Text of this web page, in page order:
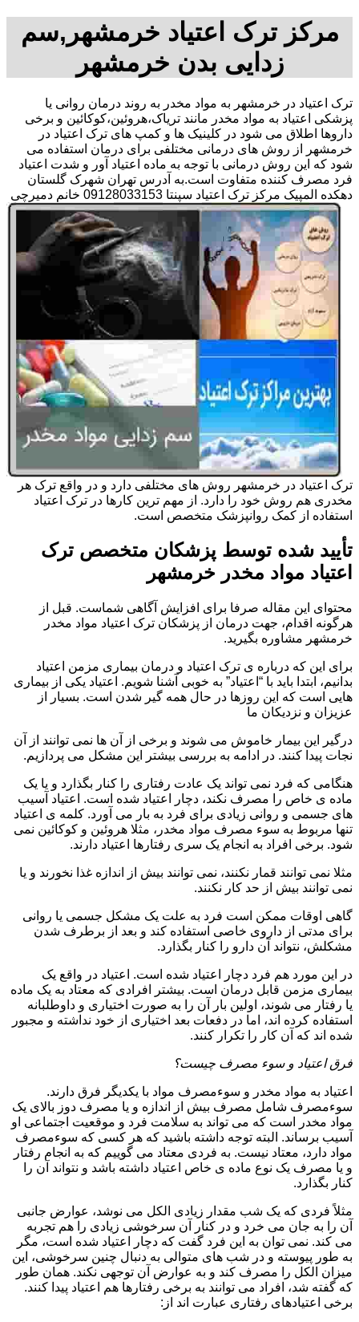
مرکز ترک اعتیاد خرمشهر,سم
زدایی بدن خرمشهر
ترک اعتیاد در خرمشهر به مواد مخدر به روند درمان روانی یا
پزشکی اعتیاد به مواد مخدر مانند تریاک،هروئین،کوکائین و برخی
داروها اطلاق می شود در کلینیک ها و کمپ های ترک اعتیاد در
خرمشهر از روش های درمانی مختلفی برای درمان استفاده می
شود که این روش درمانی با توجه به ماده اعتیاد آور و شدت اعتیاد
فرد مصرف کننده متفاوت است.به آدرس تهران شهرک گلستان
دهکده المپیک مرکز ترک اعتیاد سپنتا 09128033153 خانم دمیرچی
ترک اعتیاد در خرمشهر روش های مختلفی دارد و در واقع ترک هر
مخدری هم روش خود را دارد. از مهم ترین کارها در ترک اعتیاد
استفاده از کمک روانپزشک متخصص است.
تأیید شده توسط پزشکان متخصص ترک
اعتیاد مواد مخدر خرمشهر
محتوای این مقاله صرفا برای افزایش آگاهی شماست. قبل از
هرگونه اقدام، جهت درمان از پزشکان ترک اعتیاد مواد مخدر
خرمشهر مشاوره بگیرید.
برای این که درباره ی ترک اعتیاد و درمان بیماری مزمن اعتیاد
بدانیم، ابتدا باید با “اعتیاد” به خوبی آشنا شویم. اعتیاد یکی از بیماری
هایی است که این روزها در حال همه گیر شدن است. بسیار از
عزیزان و نزدیکان ما
درگیر این بیمار خاموش می شوند و برخی از آن ها نمی توانند از آن
نجات پیدا کنند. در ادامه به بررسی بیشتر این مشکل می پردازیم.
هنگامی که فرد نمی تواند یک عادت رفتاری را کنار بگذارد و یا یک
ماده ی خاص را مصرف نکند، دچار اعتیاد شده است. اعتیاد آسیب
های جسمی و روانی زیادی برای فرد به بار می آورد. کلمه ی اعتیاد
تنها مربوط به سوء مصرف مواد مخدر، مثلا هروئین و کوکائین نمی
شود. برخی افراد به انجام یک سری رفتارها اعتیاد دارند.
مثلا نمی توانند قمار نکنند، نمی توانند بیش از اندازه غذا نخورند و یا
نمی توانند بیش از حد کار نکنند.
گاهی اوقات ممکن است فرد به علت یک مشکل جسمی یا روانی
برای مدتی از داروی خاصی استفاده کند و بعد از برطرف شدن
مشکلش، نتواند آن دارو را کنار بگذارد.
در این مورد هم فرد دچار اعتیاد شده است. اعتیاد در واقع یک
بیماری مزمن قابل درمان است. بیشتر افرادی که معتاد به یک ماده
یا رفتار می شوند، اولین بار آن را به صورت اختیاری و داوطلبانه
استفاده کرده اند، اما در دفعات بعد اختیاری از خود نداشته و مجبور
شده اند که آن کار را تکرار کنند.
فرق اعتیاد و سوء مصرف چیست؟
اعتیاد به مواد مخدر و سوءمصرف مواد با یکدیگر فرق دارند.
سوءمصرف شامل مصرف بیش از اندازه و یا مصرف دوز بالای یک
مواد مخدر است که می تواند به سلامت فرد و موقعیت اجتماعی او
آسیب برساند. البته توجه داشته باشید که هر کسی که سوءمصرف
مواد دارد، معتاد نیست. به فردی معتاد می گوییم که به انجام رفتار
و یا مصرف یک نوع ماده ی خاص اعتیاد داشته باشد و نتواند آن را
کنار بگذارد.
مثلاً فردی که یک شب مقدار زیادی الکل می نوشد، عوارض جانبی
آن را به جان می خرد و در کنار آن سرخوشی زیادی را هم تجربه
می کند. نمی توان به این فرد گفت که دچار اعتیاد شده است، مگر
به طور پیوسته و در شب های متوالی به دنبال چنین سرخوشی، این
میزان الکل را مصرف کند و به عوارض آن توجهی نکند. همان طور
که گفته شد، افراد می توانند به برخی رفتارها هم اعتیاد پیدا کنند.
برخی اعتیادهای رفتاری عبارت اند از: